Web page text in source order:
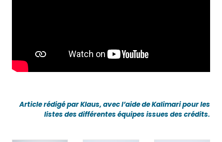
Article rédigé par Klaus, avec l’aide de Kalimari pour les
listes des différentes équipes issues des crédits.